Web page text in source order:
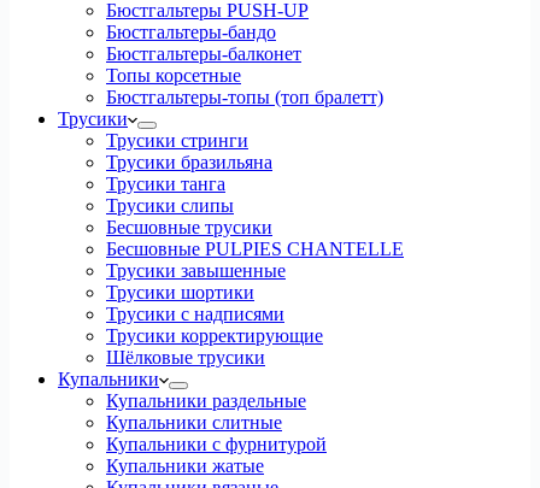
Бюстгальтеры PUSH-UP
Бюстгальтеры-бандо
Бюстгальтеры-балконет
Топы корсетные
Бюстгальтеры-топы (топ бралетт)
Трусики
Трусики стринги
Трусики бразильяна
Трусики танга
Трусики слипы
Бесшовные трусики
Бесшовные PULPIES CHANTELLE
Трусики завышенные
Трусики шортики
Трусики с надписями
Трусики корректирующие
Шёлковые трусики
Купальники
Купальники раздельные
Купальники слитные
Купальники с фурнитурой
Купальники жатые